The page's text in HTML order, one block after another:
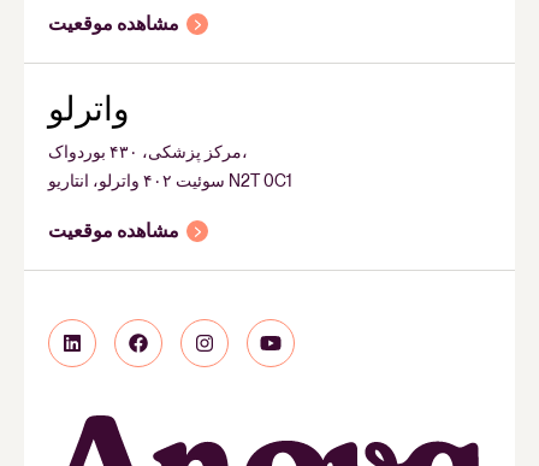
مشاهده موقعیت
واترلو
مرکز پزشکی، ۴۳۰ بوردواک،
سوئیت ۴۰۲ واترلو، انتاریو N2T 0C1
مشاهده موقعیت